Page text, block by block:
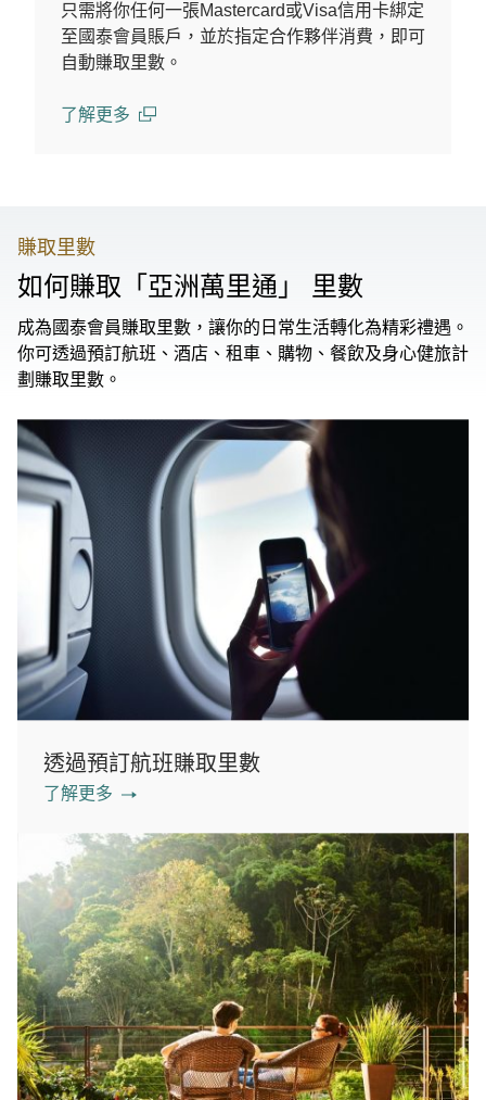
只需將你任何一張Mastercard或Visa信用卡綁定
至國泰會員賬戶，並於指定合作夥伴消費，即可
自動賺取里數。
了解更多
賺取里數
如何賺取「亞洲萬里通」 里數
成為國泰會員賺取里數，讓你的日常生活轉化為精彩禮遇。
你可透過預訂航班、酒店、租車、購物、餐飲及身心健旅計
劃賺取里數。
透過預訂航班賺取里數
了解更多